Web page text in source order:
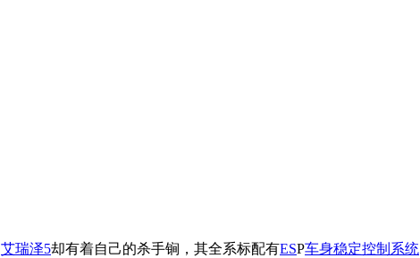
艾瑞泽5却有着自己的杀手锏，其全系标配有ESP车身稳定控制系统